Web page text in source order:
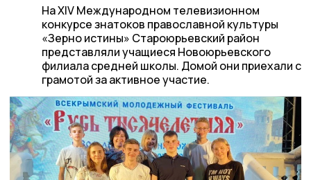
На XIV Международном телевизионном
конкурсе знатоков православной культуры
«Зерно истины» Староюрьевский район
представляли учащиеся Новоюрьевского
филиала средней школы. Домой они приехали с
грамотой за активное участие.